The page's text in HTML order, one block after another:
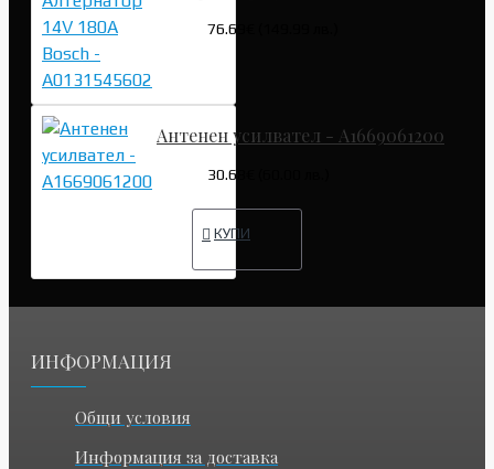
76.69€ (149.99 лв.)
Антенен усилвател - A1669061200
30.68€ (60.00 лв.)
КУПИ
ИНФОРМАЦИЯ
Общи условия
Информация за доставка